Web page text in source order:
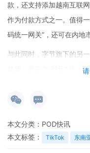
款，还支持添加越南互联
作为付款方式之一。值得
码统一网关”，还可在内地
与此同时，字节旗下的另
频频。早在2021年1月，
店小范围测试线下支付服
国区继银联、支付宝、微
在还支持在朴朴超市APP
本文分类： POD快讯
本文标签：
TikTok 东南